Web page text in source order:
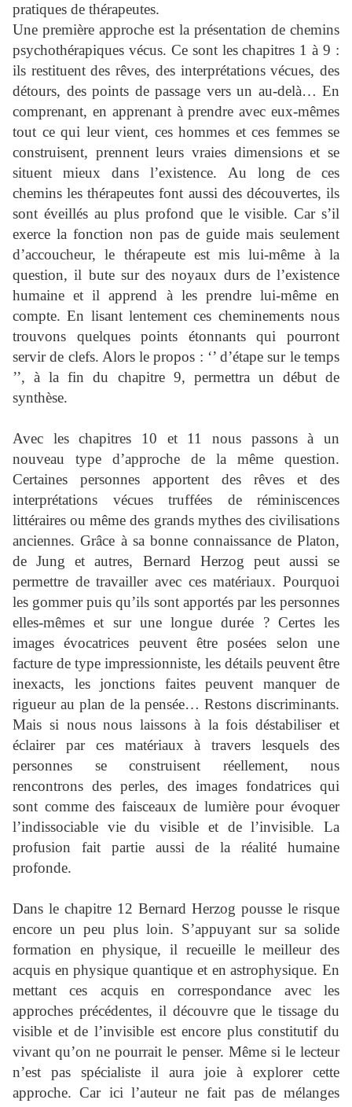
pratiques de thérapeutes.
Une première approche est la présentation de chemins
psychothérapiques vécus. Ce sont les chapitres 1 à 9 :
ils restituent des rêves, des interprétations vécues, des
détours, des points de passage vers un au-delà… En
comprenant, en apprenant à prendre avec eux-mêmes
tout ce qui leur vient, ces hommes et ces femmes se
construisent, prennent leurs vraies dimensions et se
situent mieux dans l’existence. Au long de ces
chemins les thérapeutes font aussi des découvertes, ils
sont éveillés au plus profond que le visible. Car s’il
exerce la fonction non pas de guide mais seulement
d’accoucheur, le thérapeute est mis lui-même à la
question, il bute sur des noyaux durs de l’existence
humaine et il apprend à les prendre lui-même en
compte. En lisant lentement ces cheminements nous
trouvons quelques points étonnants qui pourront
servir de clefs. Alors le propos : ‘’ d’étape sur le temps
’’, à la fin du chapitre 9, permettra un début de
synthèse.
Avec les chapitres 10 et 11 nous passons à un
nouveau type d’approche de la même question.
Certaines personnes apportent des rêves et des
interprétations vécues truffées de réminiscences
littéraires ou même des grands mythes des civilisations
anciennes. Grâce à sa bonne connaissance de Platon,
de Jung et autres, Bernard Herzog peut aussi se
permettre de travailler avec ces matériaux. Pourquoi
les gommer puis qu’ils sont apportés par les personnes
elles-mêmes et sur une longue durée ? Certes les
images évocatrices peuvent être posées selon une
facture de type impressionniste, les détails peuvent être
inexacts, les jonctions faites peuvent manquer de
rigueur au plan de la pensée… Restons discriminants.
Mais si nous nous laissons à la fois déstabiliser et
éclairer par ces matériaux à travers lesquels des
personnes se construisent réellement, nous
rencontrons des perles, des images fondatrices qui
sont comme des faisceaux de lumière pour évoquer
l’indissociable vie du visible et de l’invisible. La
profusion fait partie aussi de la réalité humaine
profonde.
Dans le chapitre 12 Bernard Herzog pousse le risque
encore un peu plus loin. S’appuyant sur sa solide
formation en physique, il recueille le meilleur des
acquis en physique quantique et en astrophysique. En
mettant ces acquis en correspondance avec les
approches précédentes, il découvre que le tissage du
visible et de l’invisible est encore plus constitutif du
vivant qu’on ne pourrait le penser. Même si le lecteur
n’est pas spécialiste il aura joie à explorer cette
approche. Car ici l’auteur ne fait pas de mélanges